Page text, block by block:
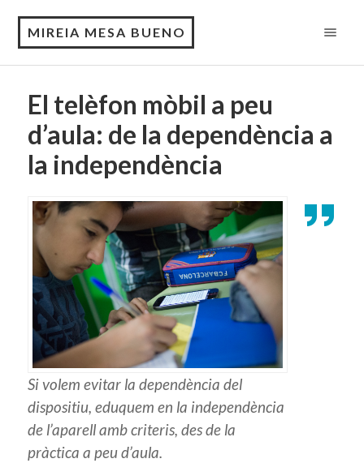
MIREIA MESA BUENO
El telèfon mòbil a peu
d’aula: de la dependència a
la independència
Si volem evitar la dependència del
dispositiu, eduquem en la independència
de l’aparell amb criteris, des de la
pràctica a peu d’aula.